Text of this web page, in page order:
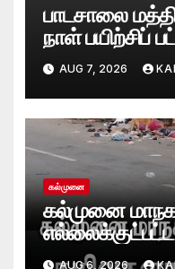
பாடசாலை
நாள் பயிற்சிப்
பற்றிமாவில்
தீர்க்கும்
தெளிவூட்டல்
AUG 7, 2026
கல்முனை
கல்முனை
எல்லைக்குட்பட்ட
கழிவுகளால்
AUG 6, 2026